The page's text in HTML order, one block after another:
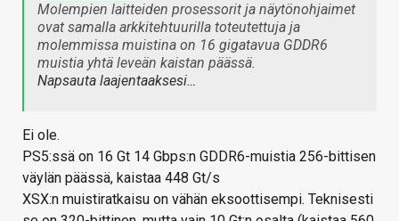
Molempien laitteiden prosessorit ja näytönohjaimet
ovat samalla arkkitehtuurilla toteutettuja ja
molemmissa muistina on 16 gigatavua GDDR6
muistia yhtä leveän kaistan päässä.
Napsauta laajentaaksesi…
Ei ole.
PS5:ssä on 16 Gt 14 Gbps:n GDDR6-muistia 256-bittisen
väylän päässä, kaistaa 448 Gt/s
XSX:n muistiratkaisu on vähän eksoottisempi. Teknisesti